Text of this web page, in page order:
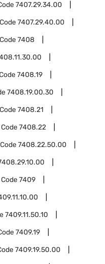
7407.29.34.00
7407.29.40.00
7408
7408.19
7408.19.00.30
7408.21
Code7408.22
7408.22.50.00
Code7409
7409.11.50.10
7409.19
7409.19.50.00